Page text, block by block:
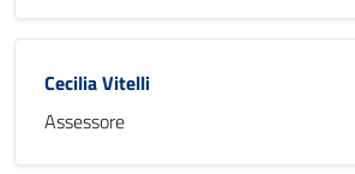
Cecilia Vitelli
Assessore